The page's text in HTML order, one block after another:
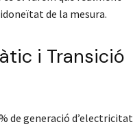
de la mesura.
i Transició
de generació d’electricitat